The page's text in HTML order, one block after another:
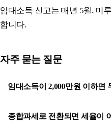
임대소득 신고는 매년 5월, 미
합니다.
자주 묻는 질문
임대소득이 2,000만원 이하면
종합과세로 전환되면 세율이